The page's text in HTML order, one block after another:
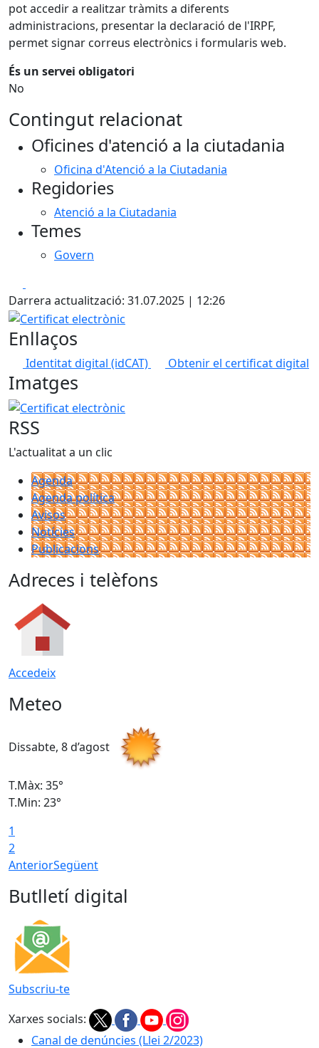
pot accedir a realitzar tràmits a diferents
administracions, presentar la declaració de l'IRPF,
permet signar correus electrònics i formularis web.
És un servei obligatori
No
Contingut relacionat
Oficines d'atenció a la ciutadania
Oficina d'Atenció a la Ciutadania
Regidories
Atenció a la Ciutadania
Temes
Govern
Darrera actualització: 31.07.2025 | 12:26
Certificat electrònic
Enllaços
Identitat digital (idCAT) Obtenir el certificat digital
Imatges
Certificat electrònic
RSS
L'actualitat a un clic
Agenda
Agenda política
Avisos
Notícies
Publicacions
Adreces i telèfons
Accedeix
Meteo
Dissabte, 8 d’agost
T.Màx: 35°
T.Min: 23°
1
2
AnteriorSegüent
Butlletí digital
Subscriu-te
Xarxes socials:
Canal de denúncies (Llei 2/2023)